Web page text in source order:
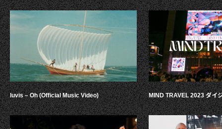
luvis – Oh (Official Music Video) MIND TRAVEL 2023 ダイ